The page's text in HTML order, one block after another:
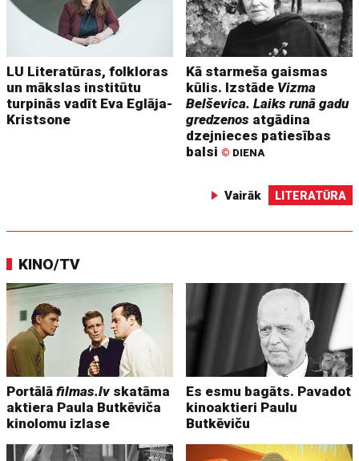
LU Literatūras, folkloras
un mākslas institūtu
turpinās vadīt Eva Eglāja-
Kristsone
Kā starmeša gaismas
kūlis. Izstāde Vizma
Belševica. Laiks runā gadu
gredzenos atgādina
dzejnieces patiesības
balsi © DIENA
Vairāk LITERATŪRA
KINO/TV
Portālāfilmas.lv skatāma
aktiera Paula Butkēviča
kinolomu izlase
Es esmu bagāts. Pavadot
kinoaktieri Paulu
Butkēviču